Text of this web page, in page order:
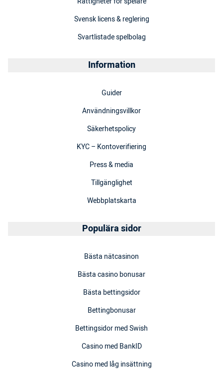
Svensk licens & reglering
Svartlistade spelbolag
Information
Guider
Användningsvillkor
Säkerhetspolicy
KYC – Kontoverifiering
Press & media
Tillgänglighet
Webbplatskarta
Populära sidor
Bästa nätcasinon
Bästa casino bonusar
Bästa bettingsidor
Bettingbonusar
Bettingsidor med Swish
Casino med BankID
Casino med låg insättning